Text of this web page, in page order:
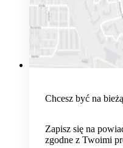
Chcesz być na
Zapisz się na
zgodne z Twoimi